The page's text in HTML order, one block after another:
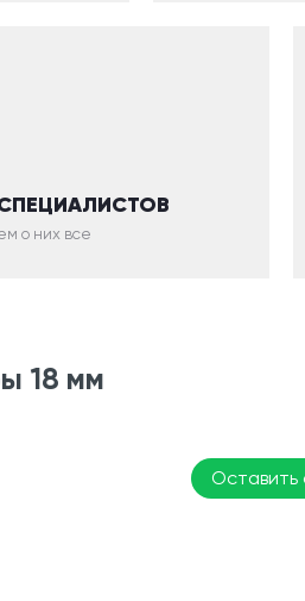
о них все
18 мм
Оставить